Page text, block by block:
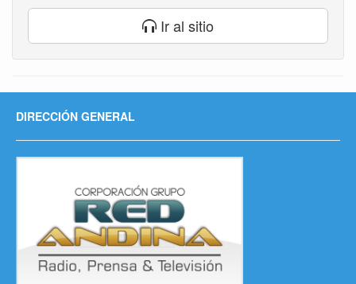
Ir al sitio
DIRECCIÓN GENERAL